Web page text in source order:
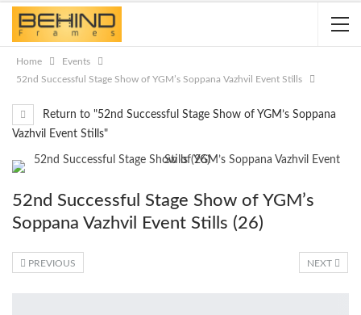
Home
Events
52nd Successful Stage Show of YGM’s Soppana Vazhvil Event Stills
Return to "52nd Successful Stage Show of YGM’s Soppana
Vazhvil Event Stills"
52nd Successful Stage Show of YGM’s
Soppana Vazhvil Event Stills (26)
NEXT
PREVIOUS